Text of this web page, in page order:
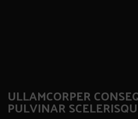
ULLAMCORPER
PULVINAR